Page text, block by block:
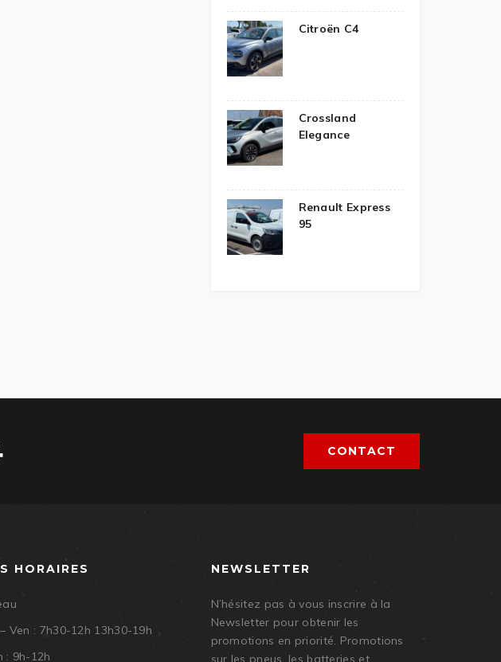
Citroën C4
Crossland
Elegance
Renault Express
95
CONTACT
HORAIRES
Ven : 7h30-12h 13h30-19h
: 9h-12h
NEWSLETTER
N’hésitez pas à vous inscrire à la
Newsletter pour obtenir les
promotions en priorité. Promotions
sur les pneus, les batteries et